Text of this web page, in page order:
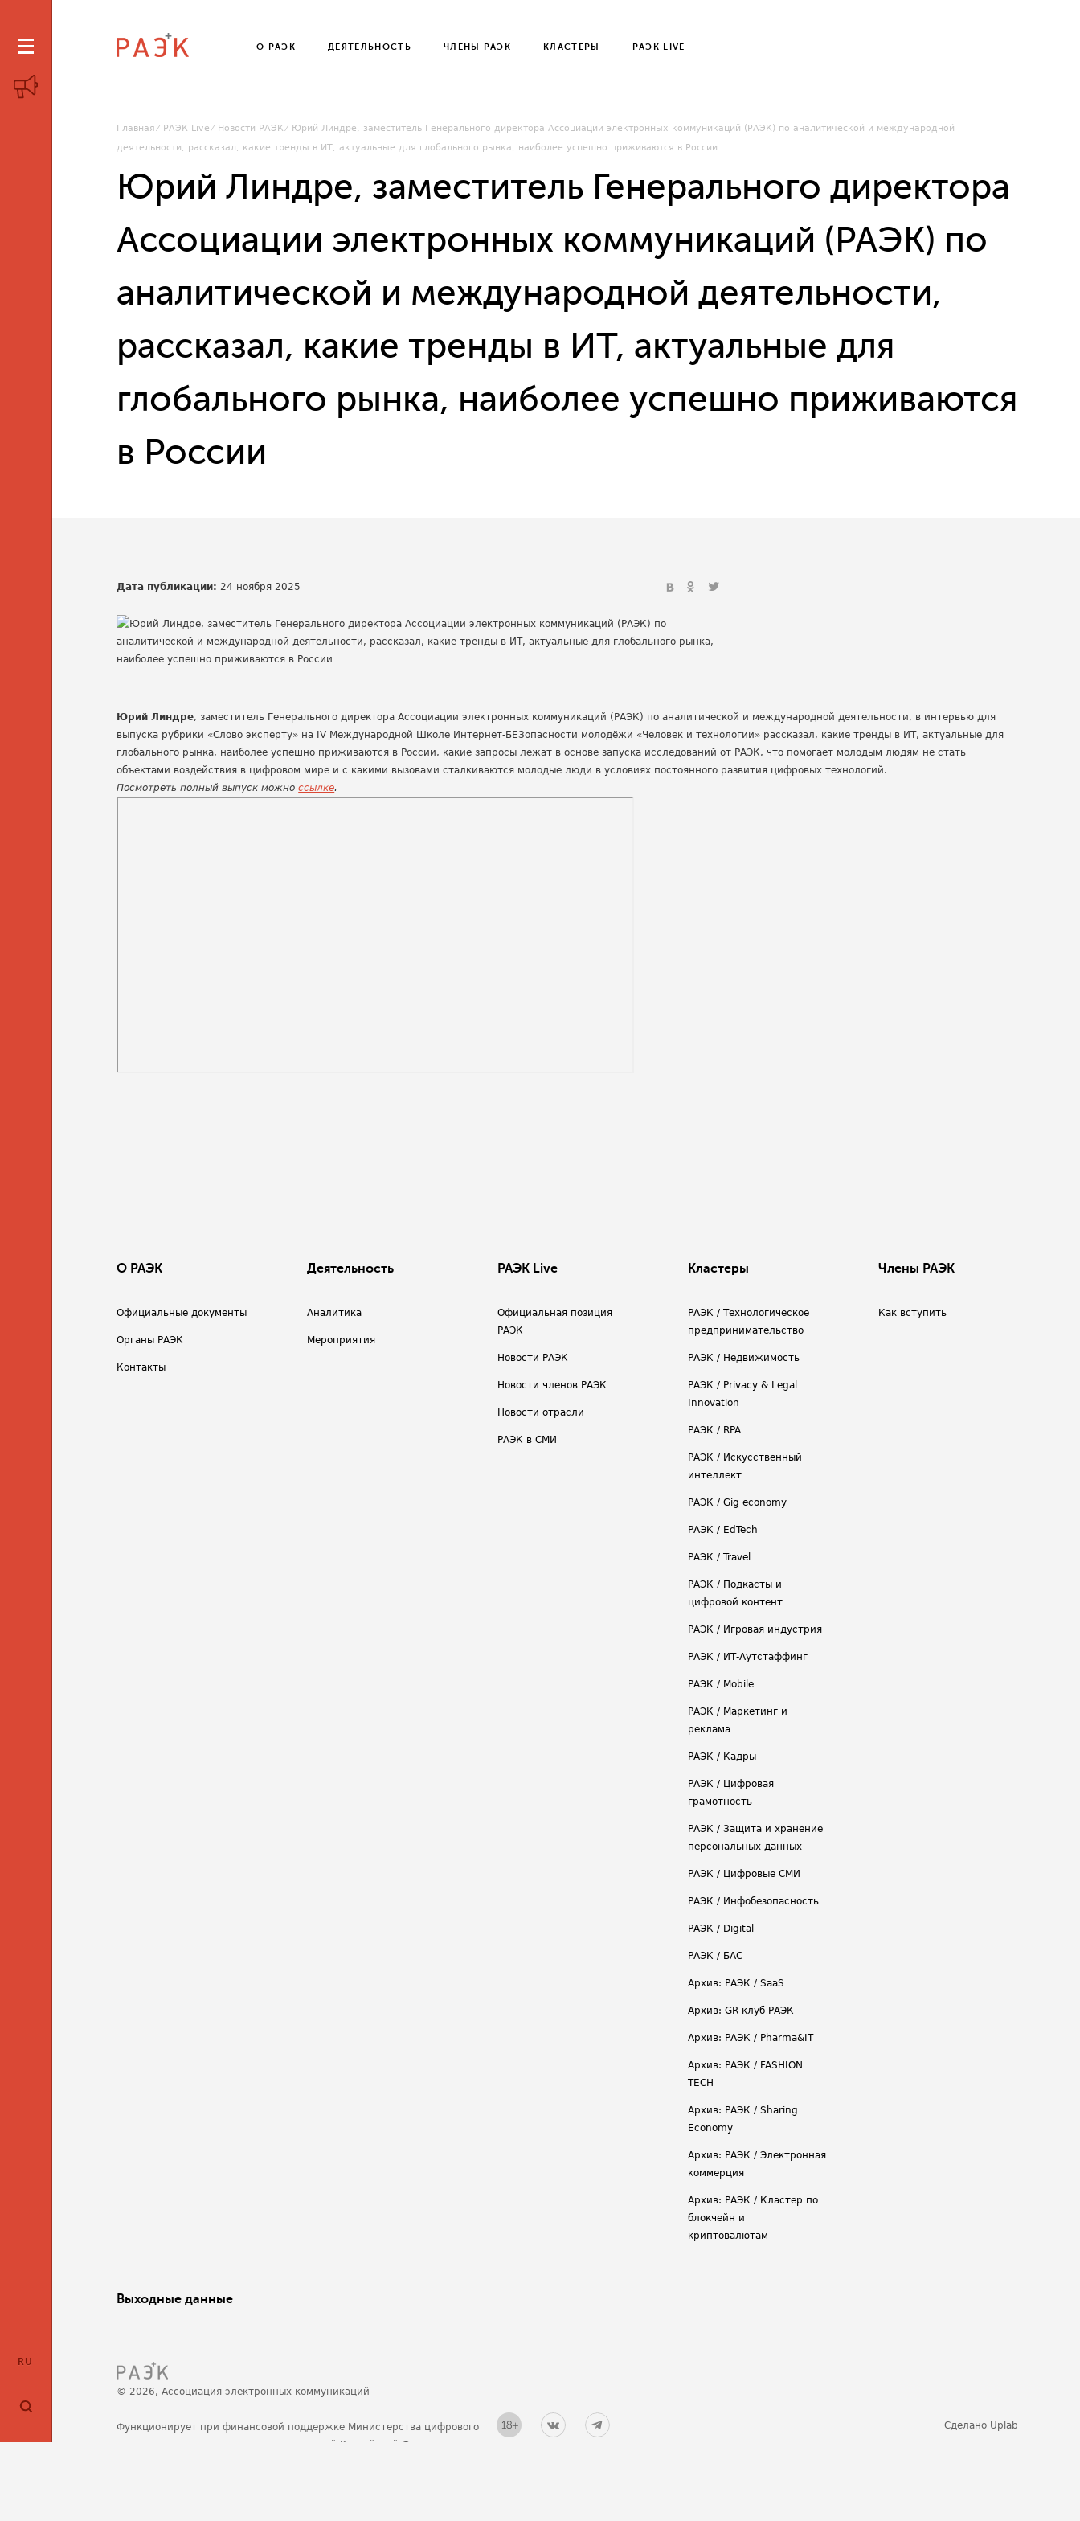
RU
О РАЭК ДЕЯТЕЛЬНОСТЬ ЧЛЕНЫ РАЭК КЛАСТЕРЫ РАЭК LIVE
Главная РАЭК Live Новости РАЭК
Юрий Линдре, заместитель Генерального директора Ассоциации электронных коммуникаций (РАЭК) по аналитической и международной
деятельности, рассказал, какие тренды в ИТ, актуальные для глобального рынка, наиболее успешно приживаются в России
Юрий Линдре, заместитель Генерального директора
Ассоциации электронных коммуникаций (РАЭК) по
аналитической и международной деятельности,
рассказал, какие тренды в ИТ, актуальные для
глобального рынка, наиболее успешно приживаются
в России
Дата публикации: 24 ноября 2025
Юрий Линдре, заместитель Генерального директора Ассоциации электронных коммуникаций (РАЭК) по аналитической и международной деятельности, в интервью для
выпуска рубрики «Слово эксперту» на IV Международной Школе Интернет-БЕЗопасности молодёжи «Человек и технологии» рассказал, какие тренды в ИТ, актуальные для
глобального рынка, наиболее успешно приживаются в России, какие запросы лежат в основе запуска исследований от РАЭК, что помогает молодым людям не стать
объектами воздействия в цифровом мире и с какими вызовами сталкиваются молодые люди в условиях постоянного развития цифровых технологий.
Посмотреть полный выпуск можноссылке.
О РАЭК
Официальные документы
Органы РАЭК
Контакты
Деятельность
Аналитика
Мероприятия
РАЭК Live
Официальная позиция
РАЭК
Новости РАЭК
Новости членов РАЭК
Новости отрасли
РАЭК в СМИ
Кластеры
РАЭК / Технологическое
предпринимательство
РАЭК / Недвижимость
РАЭК / Privacy & Legal
Innovation
РАЭК / RPA
РАЭК / Искусственный
интеллект
РАЭК / Gig economy
РАЭК / EdTech
РАЭК / Travel
РАЭК / Подкасты и
цифровой контент
РАЭК / Игровая индустрия
РАЭК / ИТ-Аутстаффинг
РАЭК / Mobile
РАЭК / Маркетинг и
реклама
РАЭК / Кадры
РАЭК / Цифровая
грамотность
РАЭК / Защита и хранение
персональных данных
РАЭК / Цифровые СМИ
РАЭК / Инфобезопасность
РАЭК / Digital
РАЭК / БАС
Архив: РАЭК / SaaS
Архив: GR-клуб РАЭК
Архив: РАЭК / Pharma&IT
Архив: РАЭК / FASHION
TECH
Архив: РАЭК / Sharing
Economy
Архив: РАЭК / Электронная
коммерция
Архив: РАЭК / Кластер по
блокчейн и
криптовалютам
Члены РАЭК
Как вступить
Выходные данные
© 2026, Ассоциация электронных коммуникаций
Функционирует при финансовой поддержке Министерства цифрового
развития, связи и массовых коммуникаций Российской Федерации
Сделано Uplab